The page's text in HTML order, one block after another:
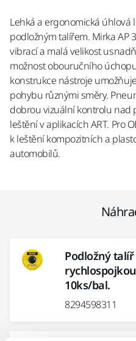
Lehká a ergonomická úhlová
podložným talířem. Mirka AP
vibrací a malá velikost
možnost obouručního
konstrukce nástroje
pohybu různými směry.
dobrou vizuální kontrolu nad
leštění v aplikacích ART. Pro
k leštění kompozitních a
automobilů.
Podložný
10ks/bal.
8294598311